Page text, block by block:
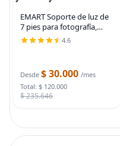
EMART Soporte de luz de
7 pies para fotografía,
soporte de trípode
portátil para fotos y
con funda de
4.6
Desde $ 30.000 /mes
Total: $ 120.000
$ 235.646